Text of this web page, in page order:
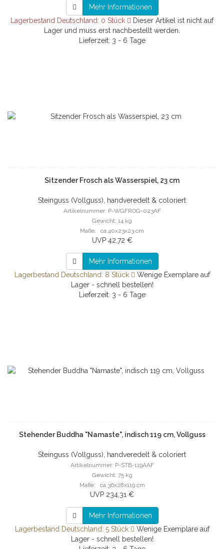
Mehr Informationen
Lagerbestand Deutschland: 0 Stück
Dieser Artikel ist nicht auf
Lager und muss erst nachbestellt werden.
Lieferzeit: 3 - 6 Tage
Sitzender Frosch als Wasserspiel, 23 cm
Steinguss (Vollguss), handveredelt & coloriert
Artikelnummer: P-WGFROG-023AF
Gewicht: 14 kg
Maße: ca.40x23x23 cm
UVP 42,72 €
Mehr Informationen
Lagerbestand Deutschland: 8 Stück
Wenige Exemplare auf
Lager - schnell bestellen!
Lieferzeit: 3 - 6 Tage
Stehender Buddha "Namaste", indisch 119 cm, Vollguss
Steinguss (Vollguss), handveredelt & coloriert
Artikelnummer: P-STB-119AAF
Gewicht: 75 kg
Maße: ca.36x28x119 cm
UVP 234,31 €
Mehr Informationen
Lagerbestand Deutschland: 5 Stück
Wenige Exemplare auf
Lager - schnell bestellen!